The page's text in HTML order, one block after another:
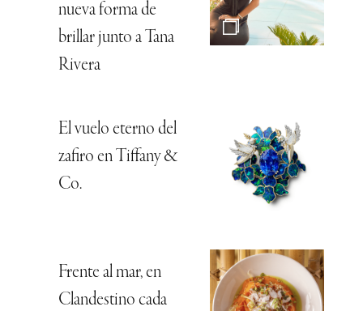
nueva forma de
brillar junto a Tana
Rivera
El vuelo eterno del
zafiro en Tiffany &
Co.
Frente al mar, en
Clandestino cada